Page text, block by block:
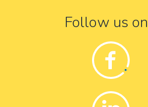
Follow us on
Facebook
Linkedin